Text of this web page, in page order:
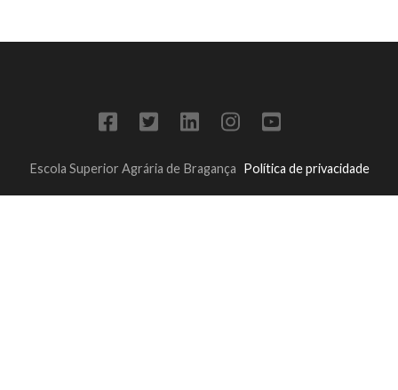
Escola Superior Agrária de Bragança Política de privacidade